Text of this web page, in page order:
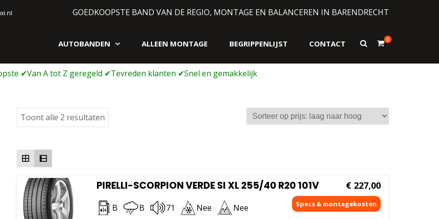
GOEDKOOPSTE BAND VAN DE REGIO, MONTAGE EN BALANCEREN IN BARENDRECHT
AUTOBANDEN ALLEEN MONTAGE BEGRIPPENLIJST CONTACT
Toon
0
Toont alle 2 resultaten
op
PIRELLI-SCORPION VERDE SI XL 255/40 R20 101V
B B 71 Nee Nee
€ 227,00